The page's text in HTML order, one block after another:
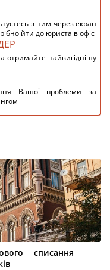
з ним через екран
йти до юриста в офіс
отримайте найвигіднішу
Вашої проблеми за
списання